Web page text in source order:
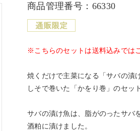
商品管理番号：66330
※こちらのセットは送料込みでは
焼くだけで主菜になる「サバの漬
しそで巻いた「かをり巻」のセッ
サバの漬け魚は、脂がのったサバ
酒粕に漬けました。